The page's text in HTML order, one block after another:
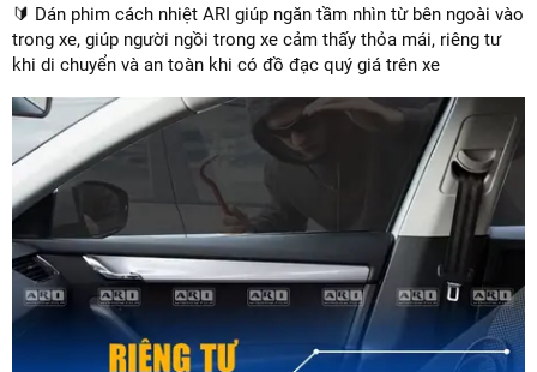
🔰 Dán phim cách nhiệt ARI giúp ngăn tầm nhìn từ bên ngoài vào
trong xe, giúp người ngồi trong xe cảm thấy thỏa mái, riêng tư
khi di chuyển và an toàn khi có đồ đạc quý giá trên xe